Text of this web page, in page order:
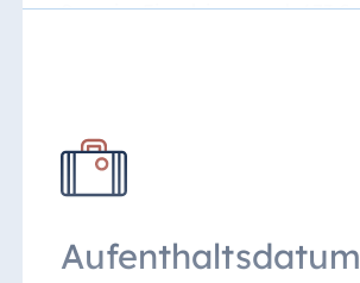
Superior Einzelzimmer: ab 673 €
Aufenthaltsdatum